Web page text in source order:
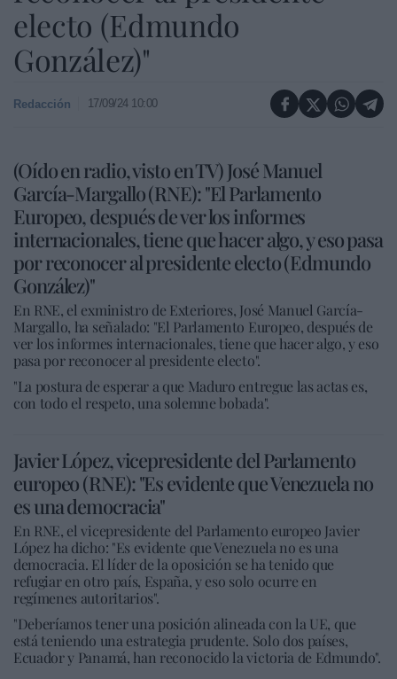
electo (Edmundo
González)"
Redacción 17/09/24 10:00
(Oído en radio, visto en TV) José Manuel
García-Margallo (RNE): "El Parlamento
Europeo, después de ver los informes
internacionales, tiene que hacer algo, y eso pasa
por reconocer al presidente electo (Edmundo
González)"
En RNE, el exministro de Exteriores, José Manuel García-
Margallo, ha señalado: "El Parlamento Europeo, después de
ver los informes internacionales, tiene que hacer algo, y eso
pasa por reconocer al presidente electo".
"La postura de esperar a que Maduro entregue las actas es,
con todo el respeto, una solemne bobada".
Javier López, vicepresidente del Parlamento
europeo (RNE): "Es evidente que Venezuela no
es una democracia"
En RNE, el vicepresidente del Parlamento europeo Javier
López ha dicho: "Es evidente que Venezuela no es una
democracia. El líder de la oposición se ha tenido que
refugiar en otro país, España, y eso solo ocurre en
regímenes autoritarios".
"Deberíamos tener una posición alineada con la UE, que
está teniendo una estrategia prudente. Solo dos países,
Ecuador y Panamá, han reconocido la victoria de Edmundo".